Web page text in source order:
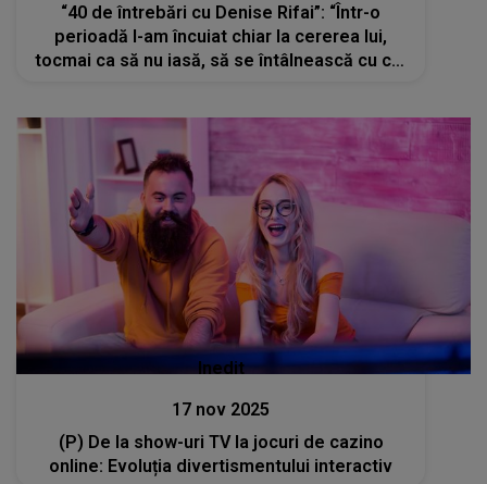
“40 de întrebări cu Denise Rifai”: “Într-o
perioadă l-am încuiat chiar la cererea lui,
tocmai ca să nu iasă, să se întâlnească cu cei
Inedit
17 nov 2025
(P) De la show-uri TV la jocuri de cazino
online: Evoluția divertismentului interactiv